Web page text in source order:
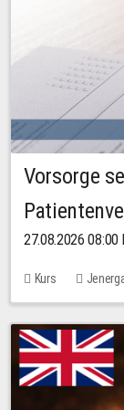
Vorsorge
27.08.2026 08:00
Kurs
Keine freien